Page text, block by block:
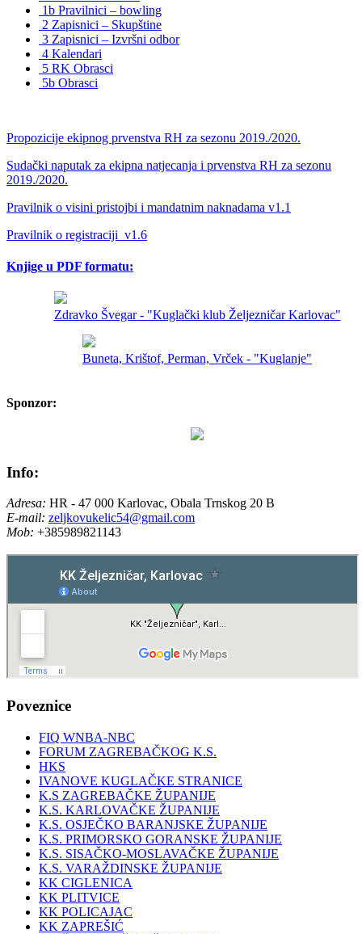
1b Pravilnici – bowling
2 Zapisnici – Skupštine
3 Zapisnici – Izvršni odbor
4 Kalendari
5 RK Obrasci
5b Obrasci
Propozicije ekipnog prvenstva RH za sezonu 2019./2020.
Sudački naputak za ekipna natjecanja i prvenstva RH za sezonu
2019./2020.
Pravilnik o visini pristojbi i mandatnim naknadama v1.1
Pravilnik o registraciji_v1.6
Knjige u PDF formatu:
Zdravko Švegar - "Kuglački klub Željezničar Karlovac"
Buneta, Krištof, Perman, Vrček - "Kuglanje"
Sponzor:
Info:
Adresa: HR - 47 000 Karlovac, Obala Trnskog 20 B
E-mail: zeljkovukelic54@gmail.com
Mob: +385989821143
Poveznice
FIQ WNBA-NBC
FORUM ZAGREBAČKOG K.S.
HKS
IVANOVE KUGLAČKE STRANICE
K.S ZAGREBAČKE ŽUPANIJE
K.S. KARLOVAČKE ŽUPANIJE
K.S. OSJEČKO BARANJSKE ŽUPANIJE
K.S. PRIMORSKO GORANSKE ŽUPANIJE
K.S. SISAČKO-MOSLAVAČKE ŽUPANIJE
K.S. VARAŽDINSKE ŽUPANIJE
KK CIGLENICA
KK PLITVICE
KK POLICAJAC
KK ZAPREŠIĆ